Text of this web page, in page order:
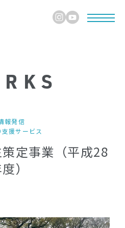
報発信
援サービス
定事業（平成28
）